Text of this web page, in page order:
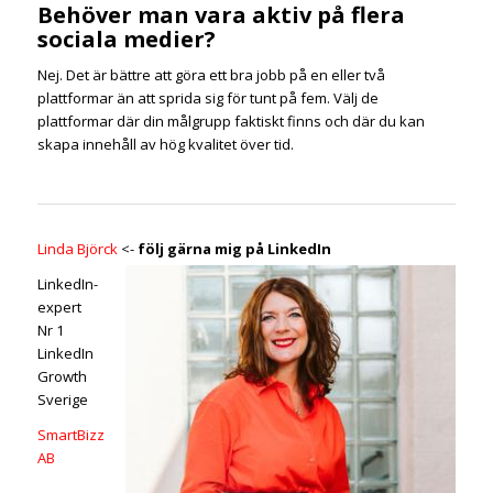
Behöver man vara aktiv på flera
sociala medier?
Nej. Det är bättre att göra ett bra jobb på en eller två
plattformar än att sprida sig för tunt på fem. Välj de
plattformar där din målgrupp faktiskt finns och där du kan
skapa innehåll av hög kvalitet över tid.
Linda Björck<- följ gärna mig på LinkedIn
LinkedIn-
expert
Nr 1
LinkedIn
Growth
Sverige
SmartBizz
AB